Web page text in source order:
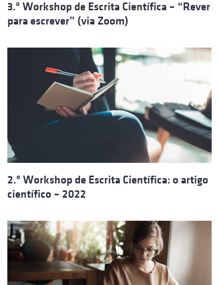
3.º Workshop de Escrita Científica – “Rever
para escrever” (via Zoom)
2.º Workshop de Escrita Científica: o artigo
científico – 2022